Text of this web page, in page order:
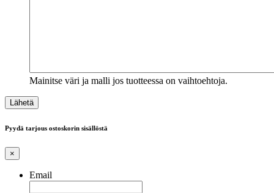
Mainitse väri ja malli jos tuotteessa on vaihtoehtoja.
Pyydä tarjous ostoskorin sisällöstä
×
Email